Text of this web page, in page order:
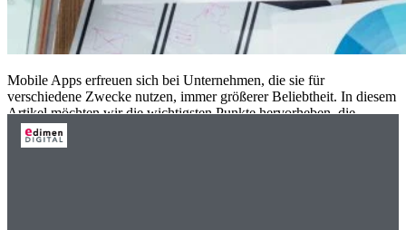
Mobile Apps erfreuen sich bei Unternehmen, die sie für
verschiedene Zwecke nutzen, immer größerer Beliebtheit. In diesem
Artikel möchten wir die wichtigsten Punkte hervorheben, die